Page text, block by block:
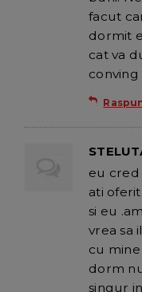
facut
dormit
cat va
conving
eu cred
ati
si eu
vrea sa
cu
dorm
singur